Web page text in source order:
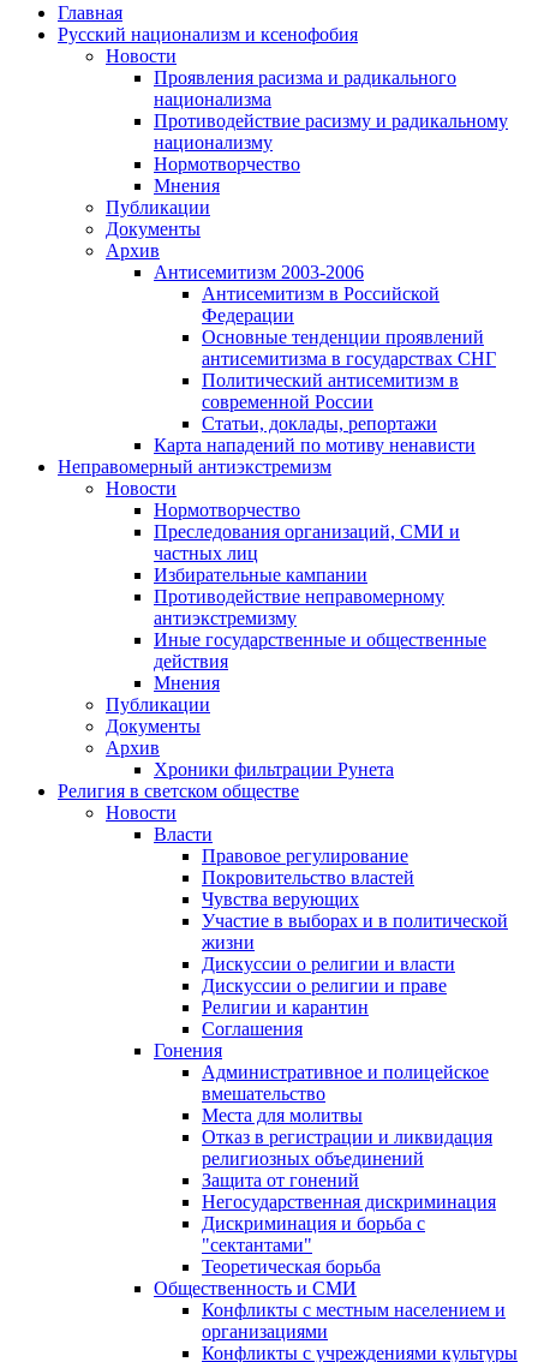
Главная
Русский национализм и ксенофобия
Новости
Проявления расизма и радикального
национализма
Противодействие расизму и радикальному
национализму
Нормотворчество
Мнения
Публикации
Документы
Архив
Антисемитизм 2003-2006
Антисемитизм в Российской
Федерации
Основные тенденции проявлений
антисемитизма в государствах СНГ
Политический антисемитизм в
современной России
Статьи, доклады, репортажи
Карта нападений по мотиву ненависти
Неправомерный антиэкстремизм
Новости
Нормотворчество
Преследования организаций, СМИ и
частных лиц
Избирательные кампании
Противодействие неправомерному
антиэкстремизму
Иные государственные и общественные
действия
Мнения
Публикации
Документы
Архив
Хроники фильтрации Рунета
Религия в светском обществе
Новости
Власти
Правовое регулирование
Покровительство властей
Чувства верующих
Участие в выборах и в политической
жизни
Дискуссии о религии и власти
Дискуссии о религии и праве
Религии и карантин
Соглашения
Гонения
Административное и полицейское
вмешательство
Места для молитвы
Отказ в регистрации и ликвидация
религиозных объединений
Защита от гонений
Негосударственная дискриминация
Дискриминация и борьба с
"сектантами"
Теоретическая борьба
Общественность и СМИ
Конфликты с местным населением и
организациями
Конфликты с учреждениями культуры